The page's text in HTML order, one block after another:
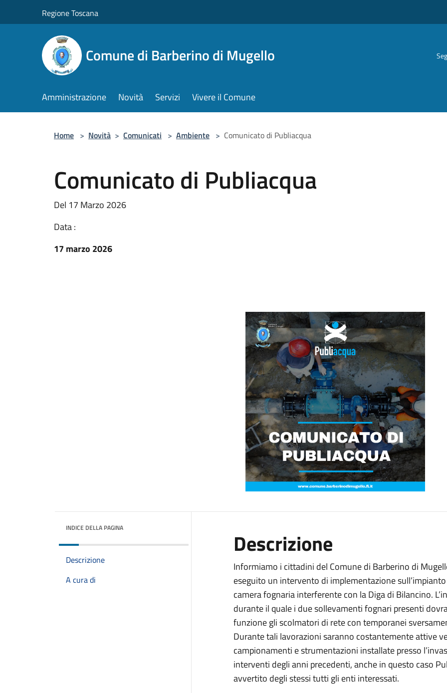
Regione Toscana
Comune di Barberino di Mugello
Amministrazione Novità Servizi Vivere il Comune
Home > Novità > Comunicati > Ambiente > Comunicato di Publiacqua
Comunicato di Publiacqua
Del 17 Marzo 2026
Data :
17 marzo 2026
INDICE DELLA PAGINA
Descrizione
A cura di
Descrizione
Informiamo i cittadini del Comune di Barberino di
eseguito un intervento di implementazione
camera fognaria interferente con la Diga di Bilancino.
durante il quale i due sollevamenti fognari presenti
funzione gli scolmatori di rete con temporanei
Durante tali lavorazioni saranno costantemente attive
campionamenti e strumentazioni installate presso
interventi degli anni precedenti, anche in questo caso
avvertito degli stessi tutti gli enti interessati.